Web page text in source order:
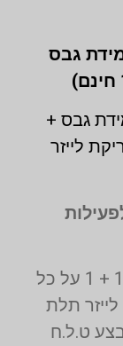
מידת גבס
גבס +
לייזר
אחד לספורט ואחד ליום יום | 1 +1 + 1 על כל
תלת
ט.ל.ח